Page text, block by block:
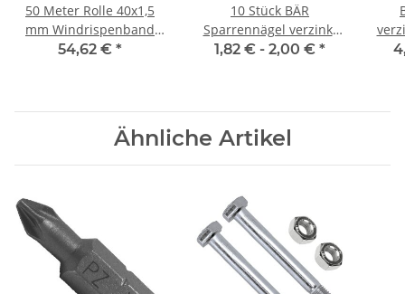
50 Meter Rolle 40x1,5
mm Windrispenband
verzinkt
54,62 € *
10 Stück BÄR
Sparrennägel verzinkt
6,3 x 180 mm
1,82 € - 2,00 € *
Ähnliche Artikel